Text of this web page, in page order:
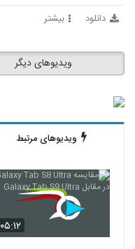
دانلود بیشتر
ویدیوهای دیگر
ویدیوهای مرتبط
۰۵:۱۲